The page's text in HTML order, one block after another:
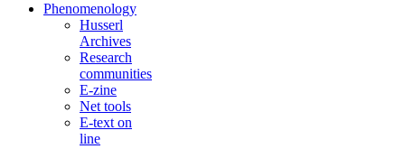
Phenomenology
Husserl
Archives
Research
communities
E-zine
Net tools
E-text on
line